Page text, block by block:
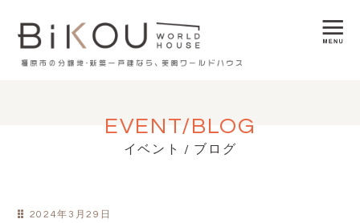
EVENT/BLOG
イベント / ブログ
2024年3月29日